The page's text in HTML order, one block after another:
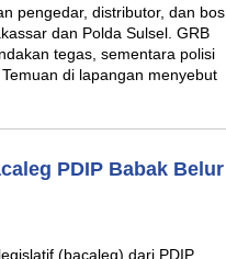
pengedar, distributor, dan bos
dan Polda Sulsel. GRB
tegas, sementara polisi
di lapangan menyebut
PDIP Babak Belur
(bacaleg) dari PDIP